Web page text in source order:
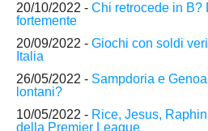
20/10/2022 - Chi retrocede in B?
fortemente
20/09/2022 - Giochi con soldi
Italia
26/05/2022 - Sampdoria e
lontani?
10/05/2022 - Rice, Jesus,
della Premier League